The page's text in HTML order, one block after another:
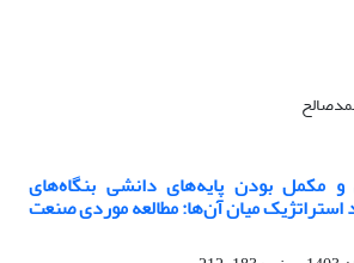
مکمل بودن پایه‌های دانشی بنگاه‌های
استراتژیک میان آن‌ها: مطالعه موردی صنعت